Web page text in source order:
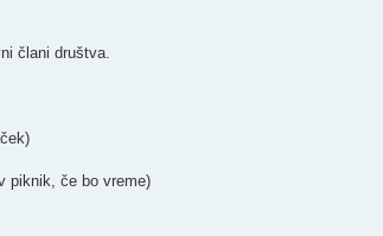
člani društva.
piknik, če bo vreme)